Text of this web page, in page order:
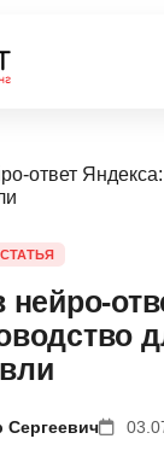
ответ
СТАТЬЯ
нейро-
Сергеевич